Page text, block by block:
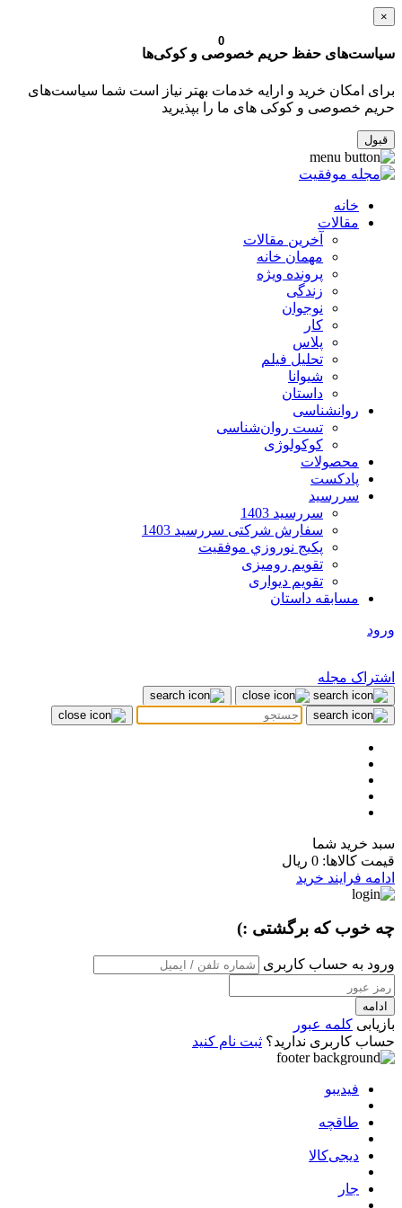
×
سیاست‌های حفظ حریم خصوصی و کوکی‌ها
برای امکان خرید و ارایه خدمات بهتر نیاز است شما سیاست‌های
حریم خصوصی و کوکی های ما را بپذیرید
قبول
خانه
مقالات
آخرین مقالات
مهمان خانه
پرونده ویژه
زندگی
نوجوان
کار
پلاس
تحلیل فیلم
شیوانا
داستان
روانشناسی
تست روان‌شناسی
کوکولوژی
محصولات
پادکست
سررسید
سررسید 1403
سفارش شرکتی سررسید 1403
پکيج نوروزي موفقيت
تقویم رومیزی
تقویم دیواری
مسابقه داستان
ورود
اشتراک مجله
0
سبد خرید شما
قیمت کالاها: 0 ریال
ادامه فرایند خرید
چه خوب که برگشتی :)
ورود به حساب کاربری
ادامه
بازیابی کلمه عبور
حساب کاربری ندارید؟ ثبت نام کنید
فیدیبو
طاقچه
دیجی‌کالا
جار